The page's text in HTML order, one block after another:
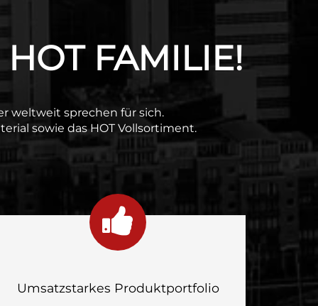
FAMILIE!
weltweit sprechen für sich.
sowie das HOT Vollsortiment.
Umsatzstarkes Produktportfolio